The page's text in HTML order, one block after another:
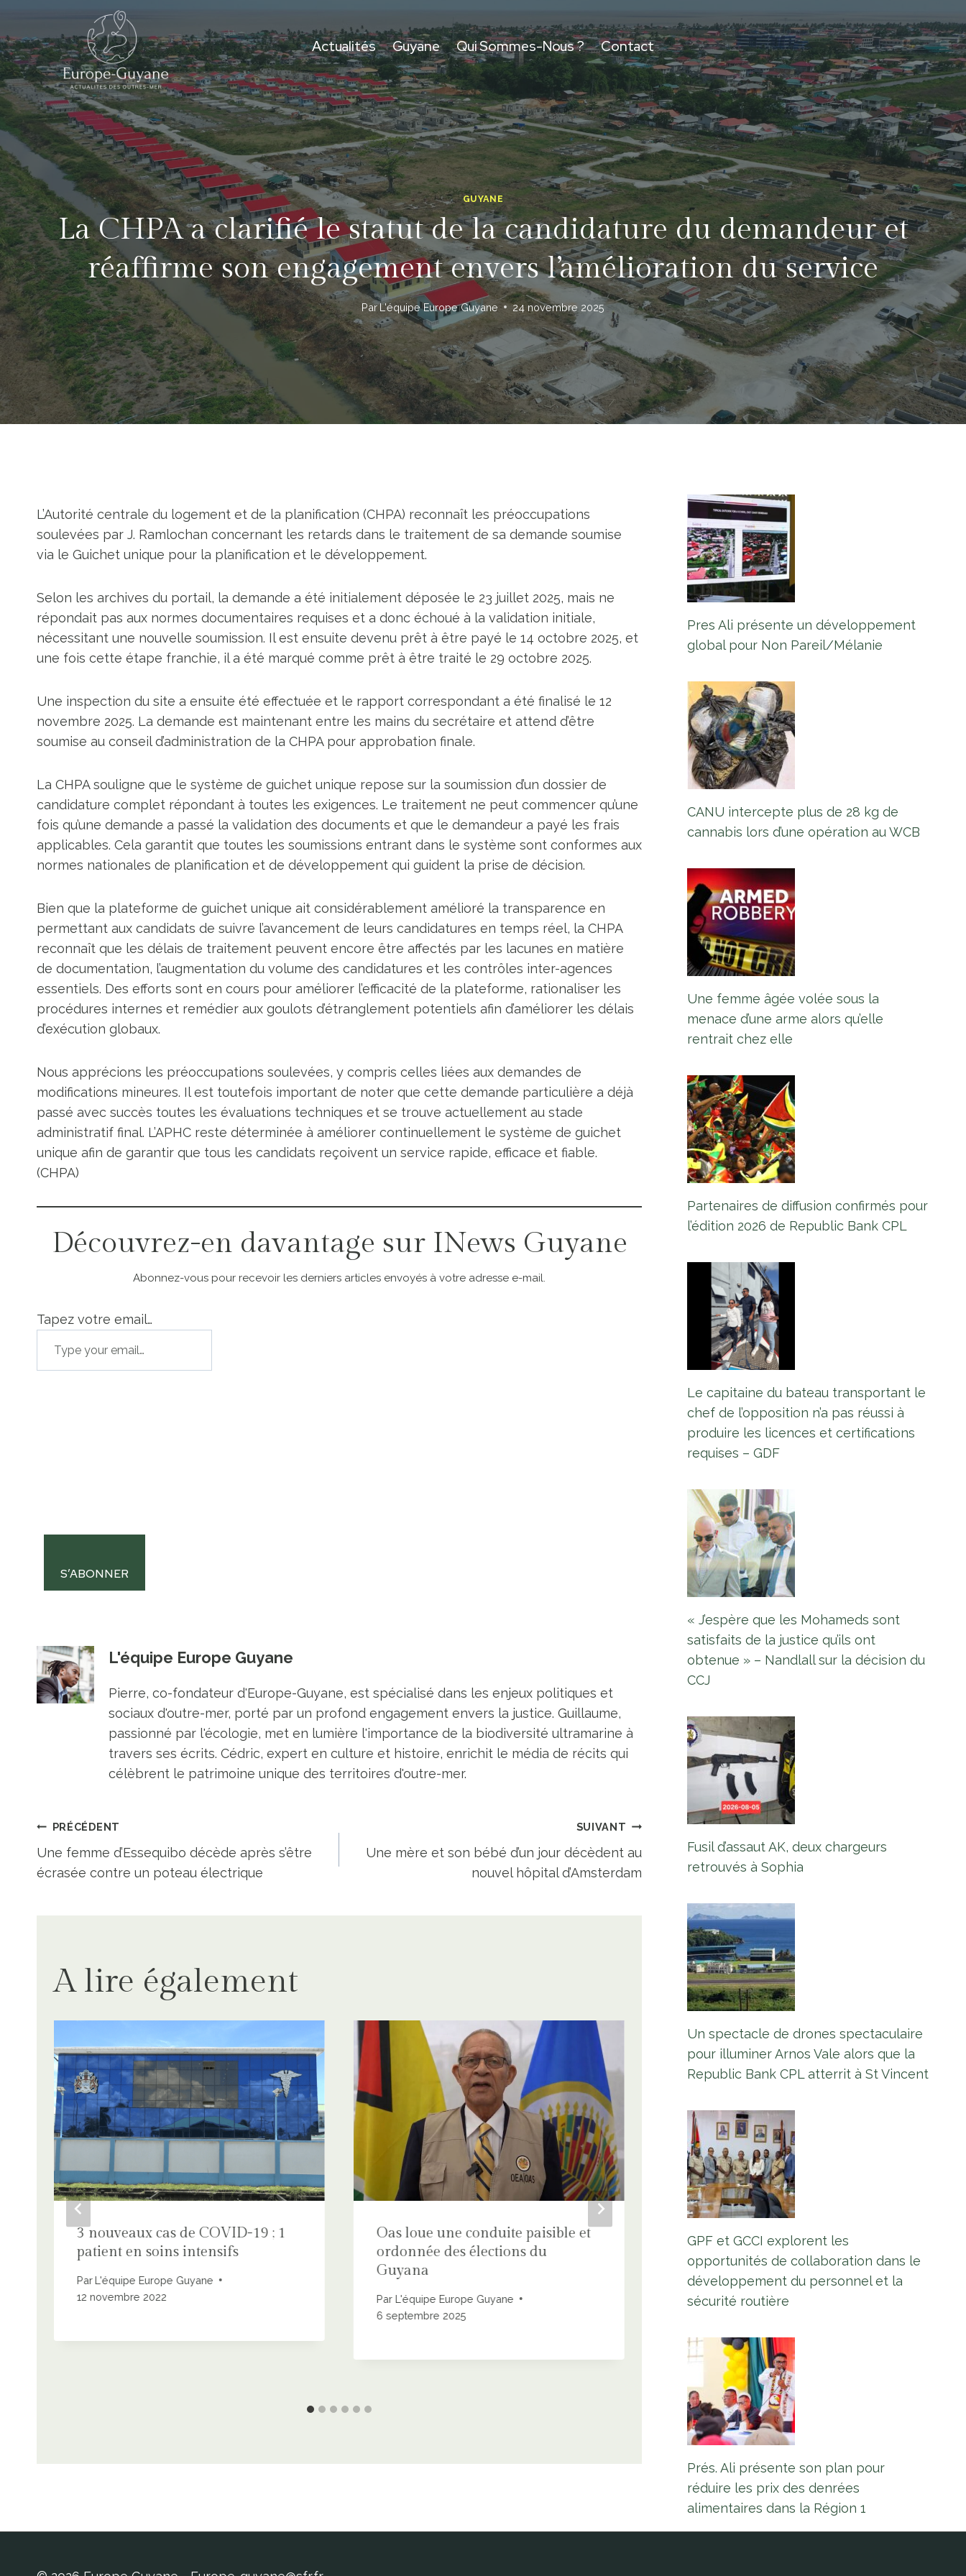
content
Actualités Guyane Qui Sommes-Nous ? Contact
GUYANE
La CHPA a clarifié le statut de la candidature du demandeur et
réaffirme son engagement envers l’amélioration du service
ParL'équipe Europe Guyane 24 novembre 2025
L’Autorité centrale du logement et de la planification (CHPA) reconnaît les préoccupations
soulevées par J. Ramlochan concernant les retards dans le traitement de sa demande soumise
via le Guichet unique pour la planification et le développement.
Selon les archives du portail, la demande a été initialement déposée le 23 juillet 2025, mais ne
répondait pas aux normes documentaires requises et a donc échoué à la validation initiale,
nécessitant une nouvelle soumission. Il est ensuite devenu prêt à être payé le 14 octobre 2025, et
une fois cette étape franchie, il a été marqué comme prêt à être traité le 29 octobre 2025.
Une inspection du site a ensuite été effectuée et le rapport correspondant a été finalisé le 12
novembre 2025. La demande est maintenant entre les mains du secrétaire et attend d’être
soumise au conseil d’administration de la CHPA pour approbation finale.
La CHPA souligne que le système de guichet unique repose sur la soumission d’un dossier de
candidature complet répondant à toutes les exigences. Le traitement ne peut commencer qu’une
fois qu’une demande a passé la validation des documents et que le demandeur a payé les frais
applicables. Cela garantit que toutes les soumissions entrant dans le système sont conformes aux
normes nationales de planification et de développement qui guident la prise de décision.
Bien que la plateforme de guichet unique ait considérablement amélioré la transparence en
permettant aux candidats de suivre l’avancement de leurs candidatures en temps réel, la CHPA
reconnaît que les délais de traitement peuvent encore être affectés par les lacunes en matière
de documentation, l’augmentation du volume des candidatures et les contrôles inter-agences
essentiels. Des efforts sont en cours pour améliorer l’efficacité de la plateforme, rationaliser les
procédures internes et remédier aux goulots d’étranglement potentiels afin d’améliorer les délais
d’exécution globaux.
Nous apprécions les préoccupations soulevées, y compris celles liées aux demandes de
modifications mineures. Il est toutefois important de noter que cette demande particulière a déjà
passé avec succès toutes les évaluations techniques et se trouve actuellement au stade
administratif final. L’APHC reste déterminée à améliorer continuellement le système de guichet
unique afin de garantir que tous les candidats reçoivent un service rapide, efficace et fiable.
(CHPA)
Découvrez-en davantage sur INews Guyane
Abonnez-vous pour recevoir les derniers articles envoyés à votre adresse e-mail.
Tapez votre email…
S’ABONNER
L'équipe Europe Guyane
Pierre, co-fondateur d'Europe-Guyane, est spécialisé dans les enjeux politiques et
sociaux d'outre-mer, porté par un profond engagement envers la justice. Guillaume,
passionné par l'écologie, met en lumière l'importance de la biodiversité ultramarine à
travers ses écrits. Cédric, expert en culture et histoire, enrichit le média de récits qui
célèbrent le patrimoine unique des territoires d'outre-mer.
Navigation
de
PRÉCÉDENT
Une femme d’Essequibo décède après s’être
écrasée contre un poteau électrique
SUIVANT
Une mère et son bébé d’un jour décèdent au
nouvel hôpital d’Amsterdam
A lire également
3 nouveaux cas de COVID-19 ; 1
patient en soins intensifs
ParL'équipe Europe Guyane
12 novembre 2022
Oas loue une conduite paisible et
ordonnée des élections du
Guyana
Par L'équipe Europe Guyane
6 septembre 2025
Une entreprise indienne signe un
contrat de 159,99 millions de
dollars pour fournir des lignes de
transmission et des sous-stations
pour le projet Gas to Energy
Par L'équipe Europe Guyane
Pres Ali présente un développement
global pour Non Pareil/Mélanie
CANU intercepte plus de 28 kg de
cannabis lors d’une opération au WCB
Une femme âgée volée sous la
menace d’une arme alors qu’elle
rentrait chez elle
Partenaires de diffusion confirmés pour
l’édition 2026 de Republic Bank CPL
Le capitaine du bateau transportant le
chef de l’opposition n’a pas réussi à
produire les licences et certifications
requises – GDF
« J’espère que les Mohameds sont
satisfaits de la justice qu’ils ont
obtenue » – Nandlall sur la décision du
CCJ
Fusil d’assaut AK, deux chargeurs
retrouvés à Sophia
Un spectacle de drones spectaculaire
pour illuminer Arnos Vale alors que la
Republic Bank CPL atterrit à St Vincent
GPF et GCCI explorent les
opportunités de collaboration dans le
développement du personnel et la
sécurité routière
Prés. Ali présente son plan pour
réduire les prix des denrées
alimentaires dans la Région 1